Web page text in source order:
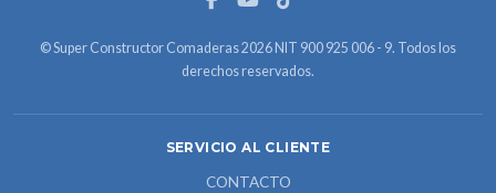
© Super Constructor Comaderas 2026 NIT 900 925 006 - 9. Todos los
derechos reservados.
SERVICIO AL CLIENTE
CONTACTO